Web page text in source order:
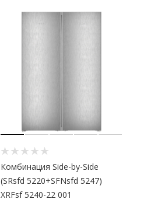
Комбинация Side-by-Side
(SRsfd 5220+SFNsfd 5247)
XRFsf 5240-22 001